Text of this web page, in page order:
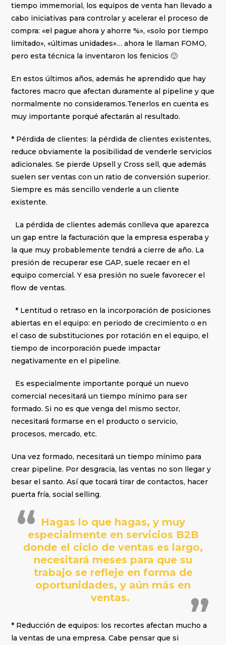
tiempo immemorial, los equipos de venta han llevado a
cabo iniciativas para controlar y acelerar el proceso de
compra: «el pague ahora y ahorre %», «solo por tiempo
limitado», «últimas unidades»… ahora le llaman FOMO,
pero esta técnica la inventaron los fenicios 🙂
En estos últimos años, además he aprendido que hay
factores macro que afectan duramente al pipeline y que
normalmente no consideramos.Tenerlos en cuenta es
muy importante porqué afectarán al resultado.
* Pérdida de clientes: la pérdida de clientes existentes,
reduce obviamente la posibilidad de venderle servicios
adicionales. Se pierde Upsell y Cross sell, que además
suelen ser ventas con un ratio de conversión superior.
Siempre es más sencillo venderle a un cliente
existente.
La pérdida de clientes además conlleva que aparezca
un gap entre la facturación que la empresa esperaba y
la que muy probablemente tendrá a cierre de año. La
presión de recuperar ese GAP, suele recaer en el
equipo comercial. Y esa presión no suele favorecer el
flow de ventas.
* Lentitud o retraso en la incorporación de posiciones
abiertas en el equipo: en periodo de crecimiento o en
el caso de substituciones por rotación en el equipo, el
tiempo de incorporación puede impactar
negativamente en el pipeline.
Es especialmente importante porqué un nuevo
comercial necesitará un tiempo mínimo para ser
formado. Si no es que venga del mismo sector,
necesitará formarse en el producto o servicio,
procesos, mercado, etc.
Una vez formado, necesitará un tiempo mínimo para
crear pipeline. Por desgracia, las ventas no son llegar y
besar el santo. Así que tocará tirar de contactos, hacer
puerta fría, social selling.
Hagas lo que hagas, y muy
especialmente en servicios B2B
donde el ciclo de ventas es largo,
necesitará meses para que su
trabajo se refleje en forma de
oportunidades, y aún más en
ventas.
* Reducción de equipos: los recortes afectan mucho a
la ventas de una empresa. Cabe pensar que si